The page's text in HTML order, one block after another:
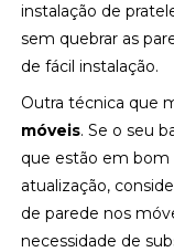
instalação de
sem quebrar as
de fácil instalação.
Outra técnica que
móveis. Se o seu
que estão em bom
atualização,
de parede nos
necessidade de